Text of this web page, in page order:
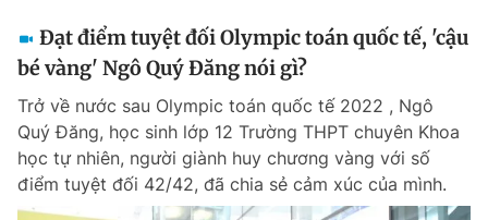
Đạt điểm tuyệt đối Olympic toán quốc tế, 'cậu
bé vàng' Ngô Quý Đăng nói gì?
Trở về nước sau Olympic toán quốc tế 2022 , Ngô
Quý Đăng, học sinh lớp 12 Trường THPT chuyên Khoa
học tự nhiên, người giành huy chương vàng với số
điểm tuyệt đối 42/42, đã chia sẻ cảm xúc của mình.